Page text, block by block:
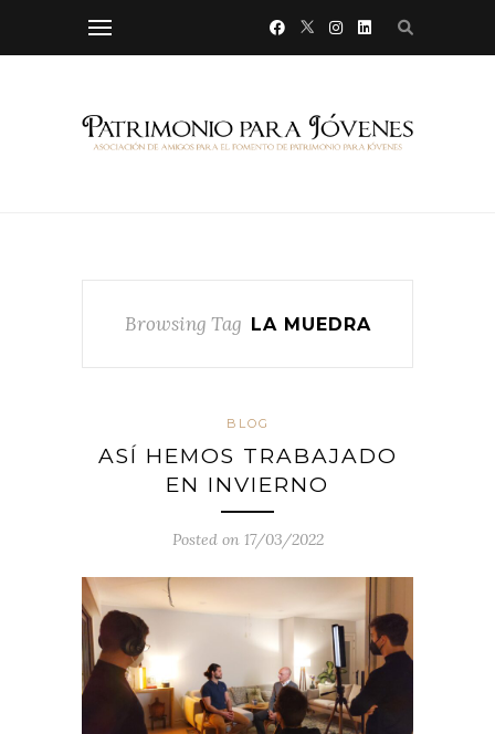
Browsing Tag LA MUEDRA
BLOG
ASÍ HEMOS TRABAJADO
EN INVIERNO
Posted on 17/03/2022